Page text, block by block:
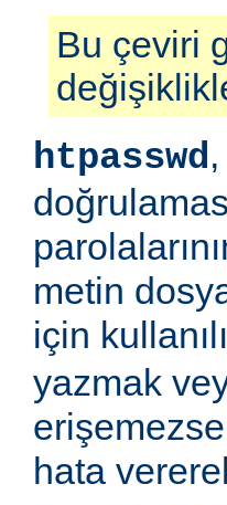
Bu çeviri
htpasswd
metin
için
yazmak
hata